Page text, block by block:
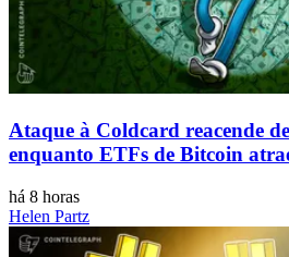
Ataque à Coldcard reacende
enquanto ETFs de Bitcoin
há 8 horas
Helen Partz